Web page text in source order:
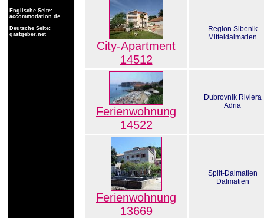
City-Apartment
14512
Region Sibenik
Mitteldalmatien
Ferienwohnung
14522
Dubrovnik Riviera
Adria
Ferienwohnung
13669
Split-Dalmatien
Dalmatien
Englische Seite:
accommodation.de
Deutsche Seite:
gastgeber.net